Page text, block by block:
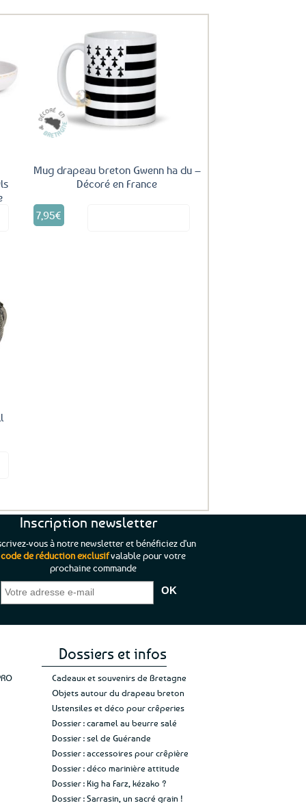
Mug drapeau breton Gwenn ha du –
Décoré en France
7,95€
je pouvais pas
;)
mon achat et
rien”Jade C.
“C’est agréable et tout aussi rassurant
de constater qu’il n’y a pas de petite
commande, mais un client à satisfaire.”
Inscription newsletter
vous à notre newsletter et bénéficiez d'un
code de réduction exclusifvalable pour votre
prochaine commande
Dossiers et infos
Cadeaux et souvenirs de Bretagne
Objets autour du drapeau breton
Ustensiles et déco pour crêperies
Dossier : caramel au beurre salé
Dossier : sel de Guérande
Dossier : accessoires pour crêpière
Dossier : déco marinière attitude
Dossier : Kig ha Farz, kézako ?
Dossier : Sarrasin, un sacré grain !